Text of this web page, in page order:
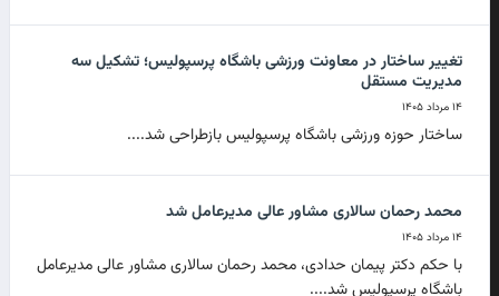
تغییر ساختار در معاونت ورزشی باشگاه پرسپولیس؛ تشکیل سه
مدیریت مستقل
۱۴ مرداد ۱۴۰۵
ساختار حوزه ورزشی باشگاه پرسپولیس بازطراحی شد....
محمد رحمان سالاری مشاور عالی مدیرعامل شد
۱۴ مرداد ۱۴۰۵
با حکم دکتر پیمان حدادی، محمد رحمان سالاری مشاور عالی مدیرعامل
باشگاه پرسپولیس شد....